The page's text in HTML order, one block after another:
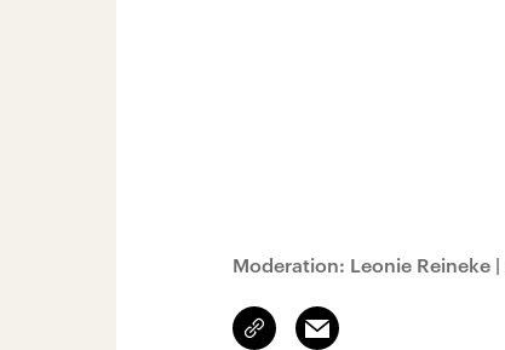
Moderation: Leonie Reineke |
Link
kopieren/teilen
Email